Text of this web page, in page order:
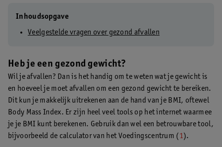
Inhoudsopgave
Veelgestelde vragen over gezond afvallen
Heb je een gezond gewicht?
Wil je afvallen? Dan is het handig om te weten wat je gewicht is
en hoeveel je moet afvallen om een gezond gewicht te bereiken.
Dit kun je makkelijk uitrekenen aan de hand van je BMI, oftewel
Body Mass Index. Er zijn heel veel tools op het internet waarmee
je je BMI kunt berekenen. Gebruik dan wel een betrouwbare tool,
bijvoorbeeld de calculator van het Voedingscentrum (1).